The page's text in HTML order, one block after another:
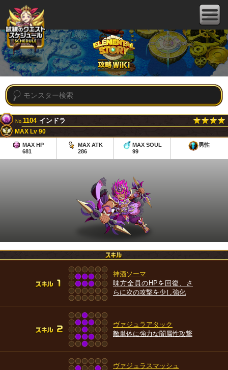
No.1104 インドラ
MAX Lv 90
MAX HP
681
MAX ATK
286
MAX SOUL
99
男性
神酒ソーマ
味方全員のHPを回復、さ
らに次の攻撃を少し強化
ヴァジュラアタック
敵単体に強力な闇属性攻撃
ヴァジュラスマッシュ